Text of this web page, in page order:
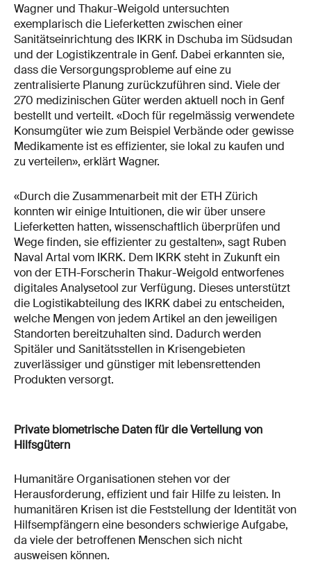
Wagner und Thakur-Weigold untersuchten
exemplarisch die Lieferketten zwischen einer
Sanitätseinrichtung des IKRK in Dschuba im Südsudan
und der Logistikzentrale in Genf. Dabei erkannten sie,
dass die Versorgungsprobleme auf eine zu
zentralisierte Planung zurückzuführen sind. Viele der
270 medizinischen Güter werden aktuell noch in Genf
bestellt und verteilt. «Doch für regelmässig verwendete
Konsumgüter wie zum Beispiel Verbände oder gewisse
Medikamente ist es effizienter, sie lokal zu kaufen und
zu verteilen», erklärt Wagner.
«Durch die Zusammenarbeit mit der ETH Zürich
konnten wir einige Intuitionen, die wir über unsere
Lieferketten hatten, wissenschaftlich überprüfen und
Wege finden, sie effizienter zu gestalten», sagt Ruben
Naval Artal vom IKRK. Dem IKRK steht in Zukunft ein
von der ETH-Forscherin Thakur-Weigold entworfenes
digitales Analysetool zur Verfügung. Dieses unterstützt
die Logistikabteilung des IKRK dabei zu entscheiden,
welche Mengen von jedem Artikel an den jeweiligen
Standorten bereitzuhalten sind. Dadurch werden
Spitäler und Sanitätsstellen in Krisengebieten
zuverlässiger und günstiger mit lebensrettenden
Produkten versorgt.
Private biometrische Daten für die Verteilung von
Hilfsgütern
Humanitäre Organisationen stehen vor der
Herausforderung, effizient und fair Hilfe zu leisten. In
humanitären Krisen ist die Feststellung der Identität von
Hilfsempfängern eine besonders schwierige Aufgabe,
da viele der betroffenen Menschen sich nicht
ausweisen können.